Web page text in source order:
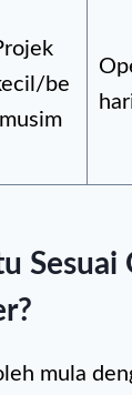
be
Sesuai
mula